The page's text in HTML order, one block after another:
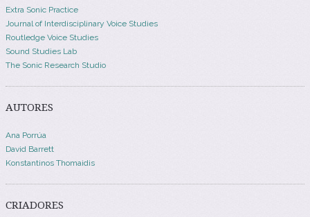
Extra Sonic Practice
Journal of Interdisciplinary Voice Studies
Routledge Voice Studies
Sound Studies Lab
The Sonic Research Studio
AUTORES
Ana Porrúa
David Barrett
Konstantinos Thomaidis
CRIADORES